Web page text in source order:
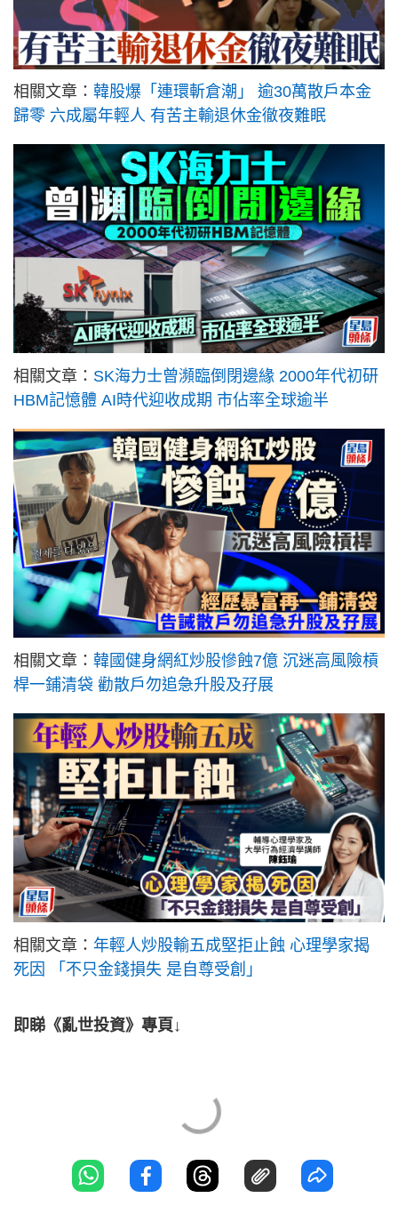
相關文章： 韓股爆「連環斬倉潮」 逾30萬散戶本金
歸零 六成屬年輕人 有苦主輸退休金徹夜難眠
相關文章： SK海力士曾瀕臨倒閉邊緣 2000年代初研
HBM記憶體 AI時代迎收成期 市佔率全球逾半
相關文章： 韓國健身網紅炒股慘蝕7億 沉迷高風險槓
桿一鋪清袋 勸散戶勿追急升股及孖展
相關文章： 年輕人炒股輸五成堅拒止蝕 心理學家揭
死因 「不只金錢損失 是自尊受創」
即睇《亂世投資》專頁↓